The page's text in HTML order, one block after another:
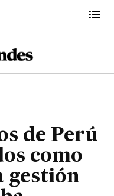
gerentes
Cuba
de Perú
como
gestión